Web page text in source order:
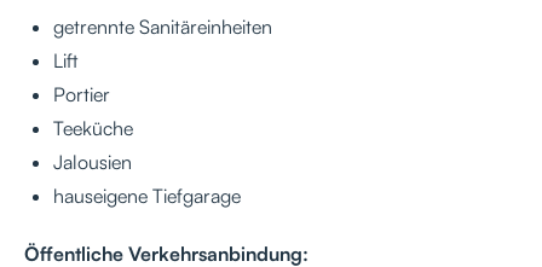
getrennte Sanitäreinheiten
Lift
Portier
Teeküche
Jalousien
hauseigene Tiefgarage
Öffentliche Verkehrsanbindung: